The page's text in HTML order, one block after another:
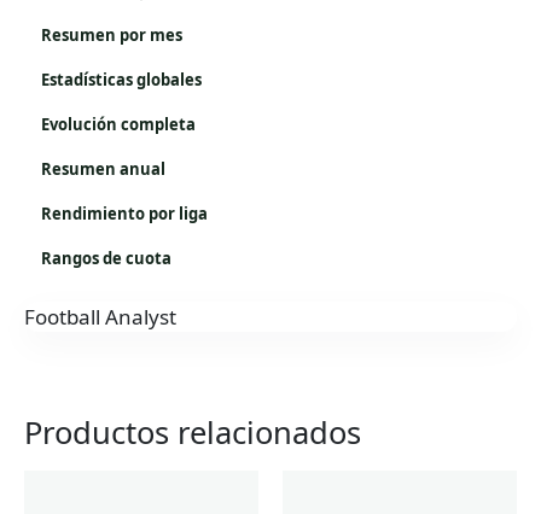
Resumen por mes
Estadísticas globales
Evolución completa
Resumen anual
Rendimiento por liga
Rangos de cuota
Football Analyst
Productos relacionados